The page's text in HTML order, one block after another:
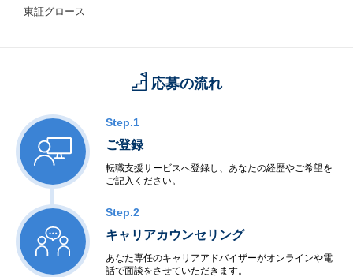
東証グロース
応募の流れ
Step.1
ご登録
転職支援サービスへ登録し、あなたの経歴やご希望を
ご記入ください。
Step.2
キャリアカウンセリング
あなた専任のキャリアアドバイザーがオンラインや電
話で面談をさせていただきます。